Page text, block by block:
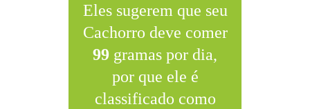
Eles sugerem que seu
Cachorro deve comer
99 gramas por dia,
por que ele é
classificado como